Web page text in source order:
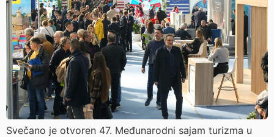
Svečano je otvoren 47. Međunarodni sajam turizma u